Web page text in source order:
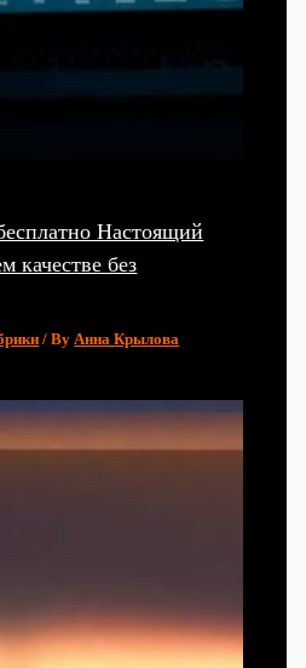
Настоящий
качестве без
/ ByАнна Крылова